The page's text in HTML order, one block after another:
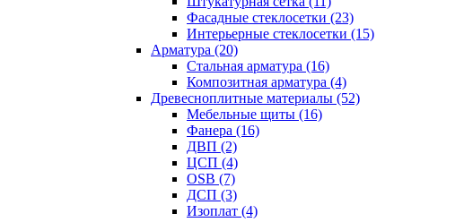
Фасадные стеклосетки (23)
Интерьерные стеклосетки (15)
Арматура (20)
Стальная арматура (16)
Композитная арматура (4)
Древесноплитные материалы (52)
Мебельные щиты (16)
Фанера (16)
ДВП (2)
ЦСП (4)
OSB (7)
ДСП (3)
Изоплат (4)